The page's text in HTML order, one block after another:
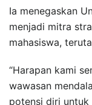
Ia menegaskan
menjadi mitra
mahasiswa,
“Harapan kami
wawasan
potensi diri untuk